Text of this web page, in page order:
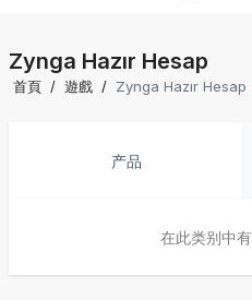
Zynga Hazır Hesap
首頁 / 遊戲 / Zynga Hazır Hesap
产品
在此类别中有